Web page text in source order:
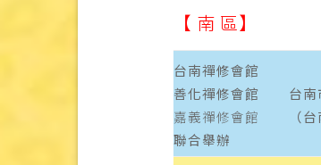
【 南 區】
台南禪修會館
善化禪修會館
嘉義禪修會館
聯合舉辦
台
（